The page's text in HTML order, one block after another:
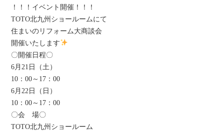
！！！イベント開催！！！
TOTO北九州ショールームにて
住まいのリフォーム大商談会
開催いたします
〇開催日程〇
6月21日（土）
10：00～17：00
6月22日（日）
10：00～17：00
〇会 場〇
TOTO北九州ショールーム